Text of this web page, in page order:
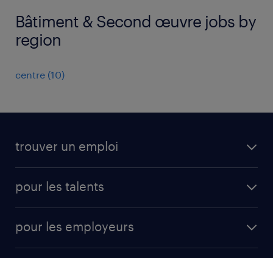
Bâtiment & Second œuvre jobs by
region
centre (10)
trouver un emploi
cdi
pour les talents
professional
pour les employeurs